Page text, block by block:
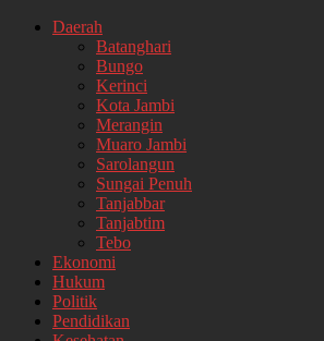
Daerah
Batanghari
Bungo
Kerinci
Kota Jambi
Merangin
Muaro Jambi
Sarolangun
Sungai Penuh
Tanjabbar
Tanjabtim
Tebo
Ekonomi
Hukum
Politik
Pendidikan